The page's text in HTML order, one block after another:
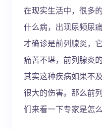
在现实生活中，很多
什么病，出现尿频尿
才确诊是前列腺炎，
痛苦不堪，前列腺炎
其实这种疾病如果不
很大的伤害。那么前
们来看一下专家是怎么